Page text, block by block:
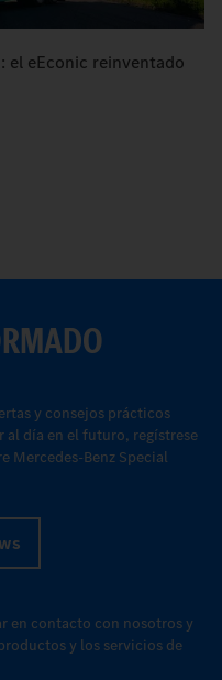
el eEconic reinventado
y consejos prácticos
al día en el futuro, regístrese
Mercedes-Benz Special
en contacto con nosotros y
y los servicios de